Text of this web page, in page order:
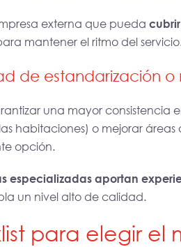
externa que pueda
mantener el ritmo del
de estandarización
una mayor consistencia
habitaciones) o mejorar
opción.
especializadas aportan
un nivel alto de calidad.
para elegir el